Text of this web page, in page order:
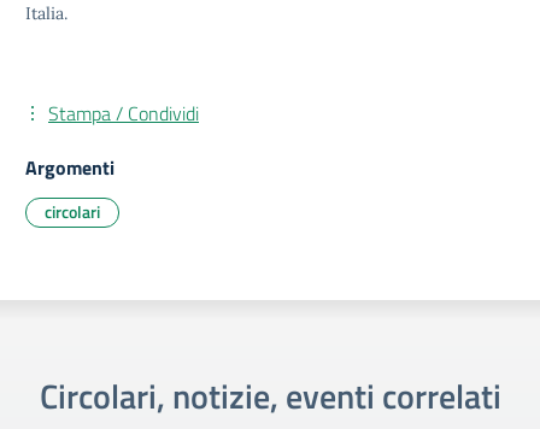
Italia.
Stampa / Condividi
Argomenti
circolari
Circolari, notizie, eventi correlati